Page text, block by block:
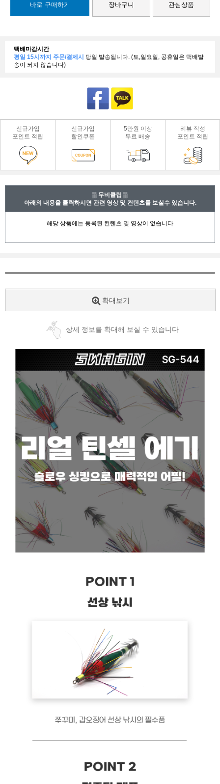
바로 구매하기 장바구니 관심상품
택배마감시간
평일 15시까지 주문/결제시 당일 발송됩니다. (토,일요일, 공휴일은 택배발
송이 되지 않습니다)
신규가입
포인트 적립
신규가입
할인쿠폰
5만원 이상
무료 배송
리뷰 작성
포인트 적립
▒ 무비클립 ▒
아래의 내용을 클릭하시면 관련 영상 및 컨텐츠를 보실수 있습니다.
확대보기
상세 정보를 확대해 보실 수 있습니다